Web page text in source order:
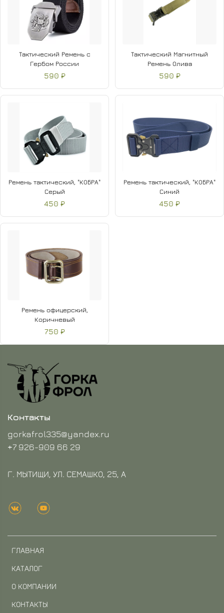
Тактический Ремень с
Гербом России
590 ₽
Тактический Магнитный
Ремень Олива
590 ₽
Ремень тактический, "КОБРА"
Серый
450 ₽
Ремень тактический, "КОБРА"
Синий
450 ₽
Ремень офицерский,
Коричневый
750 ₽
ГЛАВНАЯ
КАТАЛОГ
О КОМПАНИИ
КОНТАКТЫ
Контакты
gorkafrol335@yandex.ru
+7 926-909 66 29
Г. МЫТИЩИ, УЛ. СЕМАШКО, 25, А